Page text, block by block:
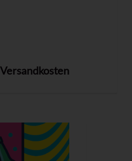
Versandkosten